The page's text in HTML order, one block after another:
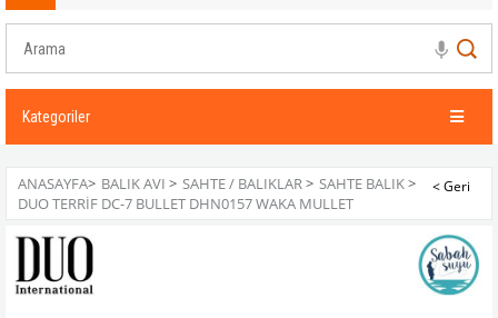
Kategoriler
ANASAYFA> BALIK AVI > SAHTE / BALIKLAR> SAHTE BALIK>
DUO TERRIF DC-7 BULLET DHN0157 WAKA MULLET